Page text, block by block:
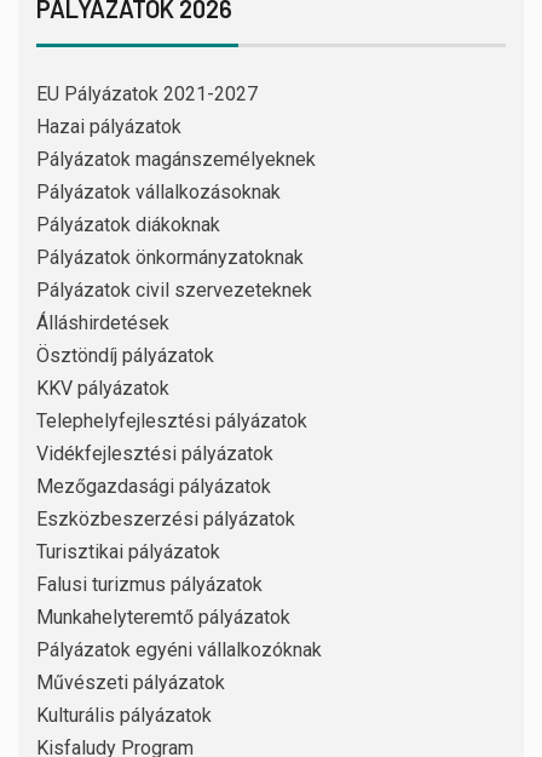
PÁLYÁZATOK 2026
EU Pályázatok 2021-2027
Hazai pályázatok
Pályázatok magánszemélyeknek
Pályázatok vállalkozásoknak
Pályázatok diákoknak
Pályázatok önkormányzatoknak
Pályázatok civil szervezeteknek
Álláshirdetések
Ösztöndíj pályázatok
KKV pályázatok
Telephelyfejlesztési pályázatok
Vidékfejlesztési pályázatok
Mezőgazdasági pályázatok
Eszközbeszerzési pályázatok
Turisztikai pályázatok
Falusi turizmus pályázatok
Munkahelyteremtő pályázatok
Pályázatok egyéni vállalkozóknak
Művészeti pályázatok
Kulturális pályázatok
Kisfaludy Program